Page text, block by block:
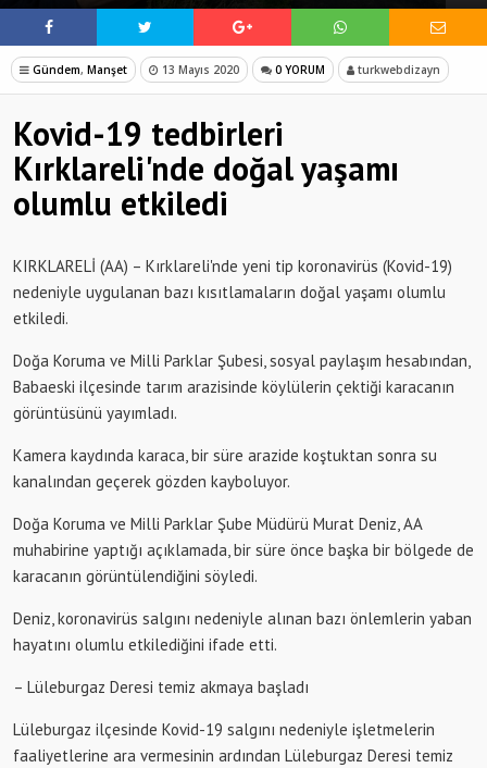
Gündem, Manşet 13 Mayıs 2020 0 YORUM turkwebdizayn
Kovid-19 tedbirleri
Kırklareli'nde doğal yaşamı
olumlu etkiledi
KIRKLARELİ (AA) – Kırklareli'nde yeni tip koronavirüs (Kovid-19)
nedeniyle uygulanan bazı kısıtlamaların doğal yaşamı olumlu
etkiledi.
Doğa Koruma ve Milli Parklar Şubesi, sosyal paylaşım hesabından,
Babaeski ilçesinde tarım arazisinde köylülerin çektiği karacanın
görüntüsünü yayımladı.
Kamera kaydında karaca, bir süre arazide koştuktan sonra su
kanalından geçerek gözden kayboluyor.
Doğa Koruma ve Milli Parklar Şube Müdürü Murat Deniz, AA
muhabirine yaptığı açıklamada, bir süre önce başka bir bölgede de
karacanın görüntülendiğini söyledi.
Deniz, koronavirüs salgını nedeniyle alınan bazı önlemlerin yaban
hayatını olumlu etkilediğini ifade etti.
– Lüleburgaz Deresi temiz akmaya başladı
Lüleburgaz ilçesinde Kovid-19 salgını nedeniyle işletmelerin
faaliyetlerine ara vermesinin ardından Lüleburgaz Deresi temiz